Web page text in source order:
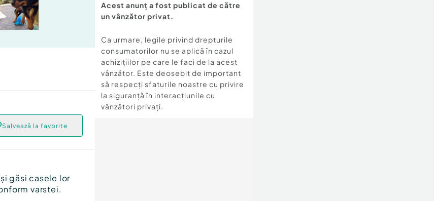
Salvează la favorite
găsi casele lor
varstei.
Acest anunț a fost publicat de către
un vânzător privat.
Ca urmare, legile privind drepturile
consumatorilor nu se aplică în cazul
achizițiilor pe care le faci de la acest
vânzător. Este deosebit de important
să respecți sfaturile noastre cu privire
la siguranță în interacțiunile cu
vânzători privați.